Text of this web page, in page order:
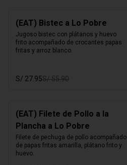
(EAT) Bistec a Lo Pobre
Jugoso bistec con plátanos y huevo
frito acompañado de crocantes papas
fritas y arroz blanco.
S/ 27.95S/ 55.90
(EAT) Filete de Pollo a la
Plancha a Lo Pobre
Filete de pechuga de pollo acompañado
de papas fritas amarilla, plátano frito y
huevo.